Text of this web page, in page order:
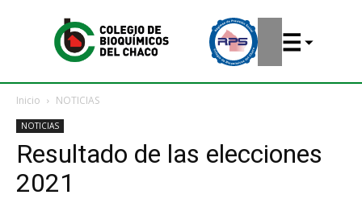
Inicio NOTICIAS
NOTICIAS
Resultado de las elecciones
2021